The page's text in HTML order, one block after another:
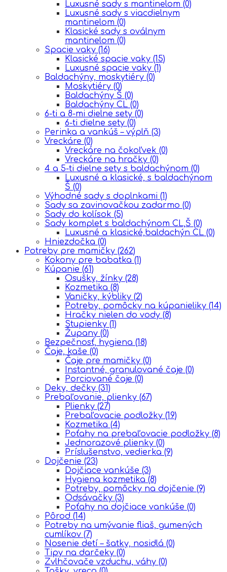
Luxusné sady s mantinelom (0)
Luxusné sady s viacdielnym
mantinelom (0)
Klasické sady s oválnym
mantinelom (0)
Spacie vaky (16)
Klasické spacie vaky (15)
Luxusné spacie vaky (1)
Baldachýny, moskytiéry (0)
Moskytiéry (0)
Baldachýny Š (0)
Baldachýny CL (0)
6-ti a 8-mi dielne sety (0)
6-ti dielne sety (0)
Perinka a vankúš – výplň (3)
Vreckáre (0)
Vreckáre na čokoľvek (0)
Vreckáre na hračky (0)
4 a 5-ti dielne sety s baldachýnom (0)
Luxusné a klasické, s baldachýnom
Š (0)
Výhodné sady s doplnkami (1)
Sady sa zavinovačkou zadarmo (0)
Sady do kolísok (5)
Sady komplet s baldachýnom CL,Š (0)
Luxusné a klasické,baldachýn CL (0)
Hniezdočka (0)
Potreby pre mamičky (262)
Kokony pre babatka (1)
Kúpanie (61)
Osušky, žínky (28)
Kozmetika (8)
Vaničky, kýbliky (2)
Potreby, pomôcky na kúpanieliky (14)
Hračky nielen do vody (8)
Stupienky (1)
Župany (0)
Bezpečnosť, hygiena (18)
Čaje, kaše (0)
Čaje pre mamičky (0)
Instantné, granulované čaje (0)
Porciované čaje (0)
Deky, dečky (31)
Prebaľovanie, plienky (67)
Plienky (27)
Prebaľovacie podložky (19)
Kozmetika (4)
Poťahy na prebaľovacie podložky (8)
Jednorazové plienky (0)
Príslušenstvo, vedierka (9)
Dojčenie (23)
Dojčiace vankúše (3)
Hygiena kozmetika (8)
Potreby, pomôcky na dojčenie (9)
Odsávačky (3)
Poťahy na dojčiace vankúše (0)
Pôrod (14)
Potreby na umývanie fliaš, gumených
cumlíkov (7)
Nosenie detí – šatky, nosidlá (0)
Tipy na darčeky (0)
Zvlhčovače vzduchu, váhy (0)